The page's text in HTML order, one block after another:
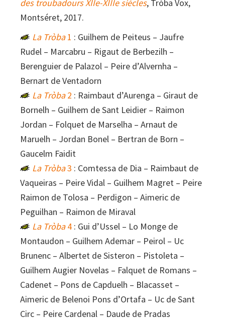
des troubadours XIIe-XIIIe siècles, Tròba Vox,
Montséret, 2017.
La Tròba1 : Guilhem de Peiteus – Jaufre
Rudel – Marcabru – Rigaut de Berbezilh –
Berenguier de Palazol – Peire d’Alvernha –
Bernart de Ventadorn
La Tròba2 : Raimbaut d’Aurenga – Giraut de
Bornelh – Guilhem de Sant Leidier – Raimon
Jordan – Folquet de Marselha – Arnaut de
Maruelh – Jordan Bonel – Bertran de Born –
Gaucelm Faidit
La Tròba3 : Comtessa de Dia – Raimbaut de
Vaqueiras – Peire Vidal – Guilhem Magret – Peire
Raimon de Tolosa – Perdigon – Aimeric de
Peguilhan – Raimon de Miraval
La Tròba4 : Gui d’Ussel – Lo Monge de
Montaudon – Guilhem Ademar – Peirol – Uc
Brunenc – Albertet de Sisteron – Pistoleta –
Guilhem Augier Novelas – Falquet de Romans –
Cadenet – Pons de Capduelh – Blacasset –
Aimeric de Belenoi Pons d’Ortafa – Uc de Sant
Circ – Peire Cardenal – Daude de Pradas